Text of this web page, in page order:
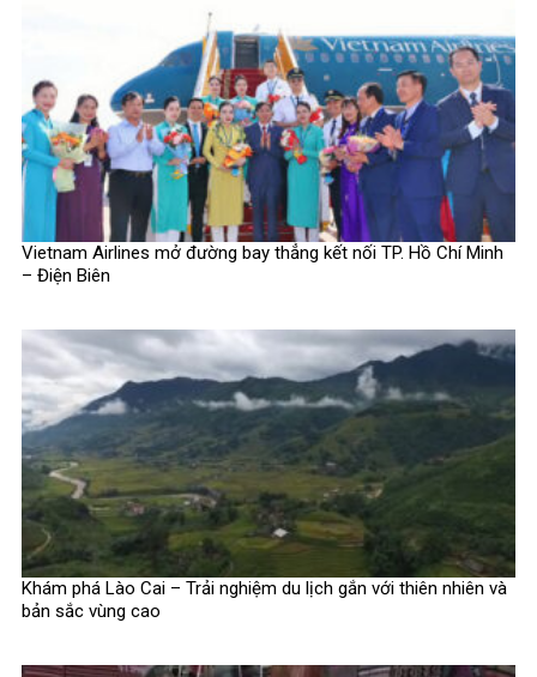
Vietnam Airlines mở đường bay thẳng kết nối TP. Hồ Chí Minh
– Điện Biên
Khám phá Lào Cai – Trải nghiệm du lịch gắn với thiên nhiên và
bản sắc vùng cao